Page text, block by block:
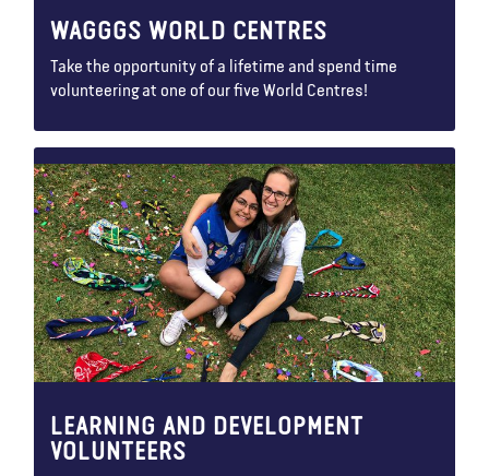
WAGGGS WORLD CENTRES
Take the opportunity of a lifetime and spend time
volunteering at one of our five World Centres!
LEARNING AND DEVELOPMENT
VOLUNTEERS